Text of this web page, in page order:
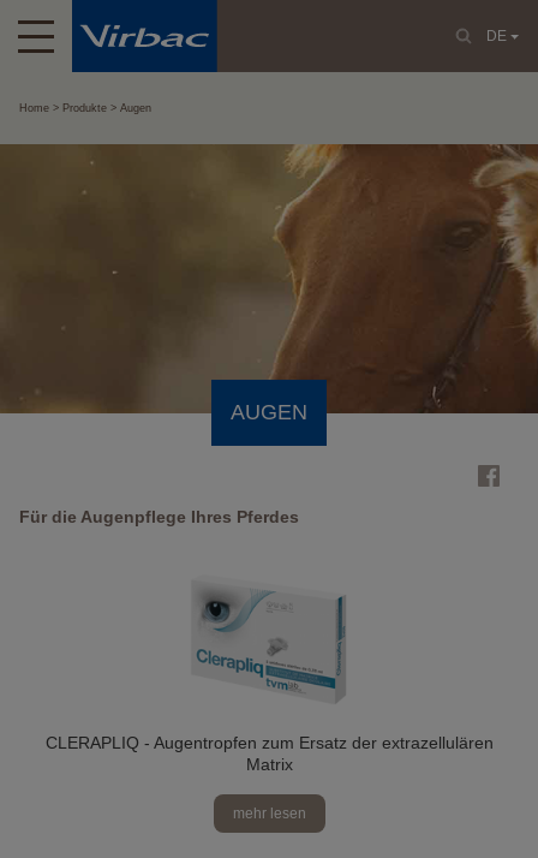
DE
Home Produkte Augen
AUGEN
Für die Augenpflege Ihres Pferdes
CLERAPLIQ - Augentropfen zum Ersatz der extrazellulären
Matrix
mehr lesen